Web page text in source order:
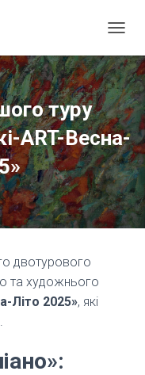
туру
ART-Весна-
двотурового
та художнього
Літо 2025», які